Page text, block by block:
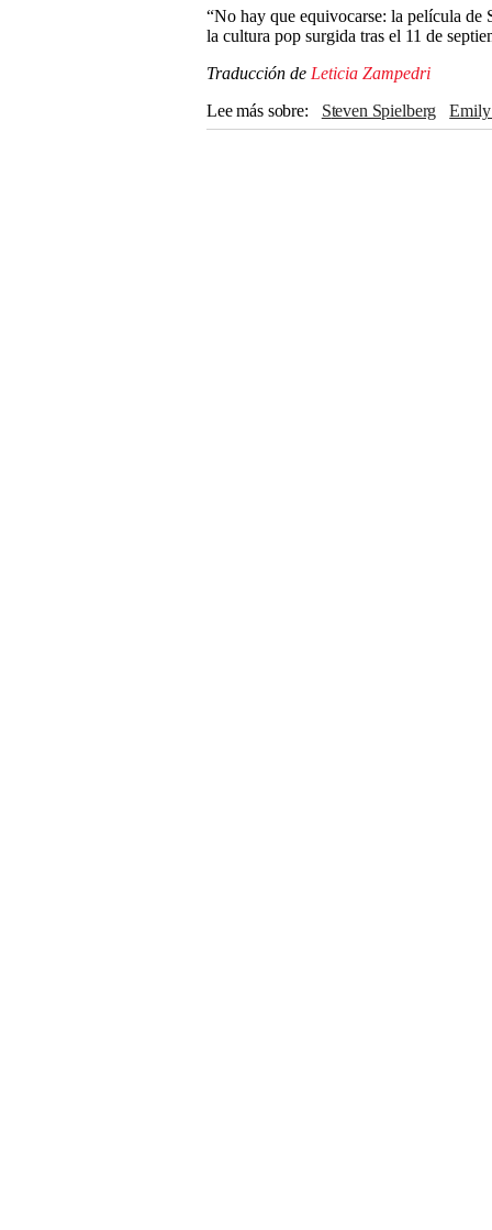
“No hay que equivocarse: la película de
la cultura pop surgida tras el 11 de
Traducción de Leticia Zampedri
Lee más sobre
Steven Spielberg
cine